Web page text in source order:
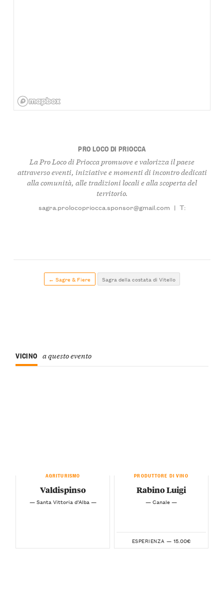
PRO LOCO DI PRIOCCA
LaPro Loco di Prioccapromuove e valorizza il paese
attraverso eventi, iniziative e momenti di incontro dedicati
alla comunità, alle tradizioni locali e alla scoperta del
territorio.
sagra.prolocopriocca.sponsor@gmail.com | T:
← Sagre & Fiere Sagra della costata di Vitello
VICINO a questo evento
AGRITURISMO
Valdispinso
— Santa Vittoria d’Alba —
PRODUTTORE DI VINO
Rabino Luigi
— Canale —
ESPERIENZA — 15.00€